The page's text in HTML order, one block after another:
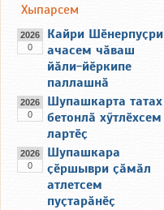
Хыпарсем
2026
0
Кайри Шӗнерпуҫри
ачасем чӑваш
йӑли-йӗркипе
паллашнӑ
2026
0
Шупашкарта татах
бетонлӑ хӳтлӗхсем
лартӗҫ
2026
0
Шупашкара
ҫӗршыври ҫӑмӑл
атлетсем
пуҫтарӑнӗҫ